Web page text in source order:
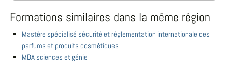
Formations similaires dans la même région
Mastère spécialisé sécurité et réglementation internationale des
parfums et produits cosmétiques
MBA sciences et génie